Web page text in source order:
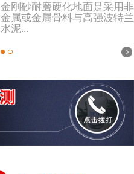
金刚砂耐磨硬化地面是采用非
金属或金属骨料与高强波特兰
水泥...